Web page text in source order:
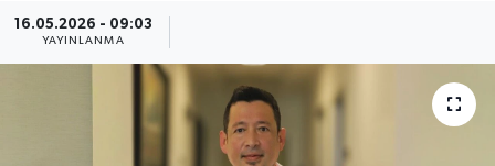
16.05.2026 - 09:03
YAYINLANMA
Güncel
Kültür & Sanat